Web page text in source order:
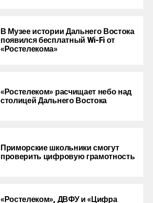
В Музее истории Дальнего Востока
появился бесплатный Wi-Fi от
«Ростелекома»
«Ростелеком» расчищает небо над
столицей Дальнего Востока
Приморские школьники смогут
проверить цифровую грамотность
«Ростелеком», ДВФУ и «Цифра